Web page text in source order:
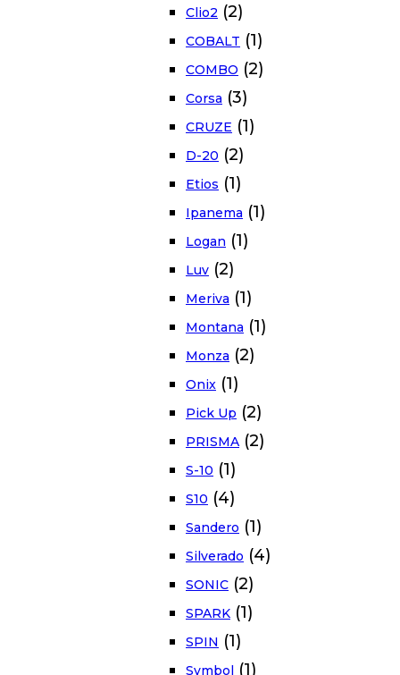
Clio2 (2)
COBALT (1)
COMBO (2)
Corsa (3)
CRUZE (1)
D-20 (2)
Etios (1)
Ipanema (1)
Logan (1)
Luv (2)
Meriva (1)
Montana (1)
Monza (2)
Onix (1)
Pick Up (2)
PRISMA (2)
S-10 (1)
S10 (4)
Sandero (1)
Silverado (4)
SONIC (2)
SPARK (1)
SPIN (1)
Symbol (1)